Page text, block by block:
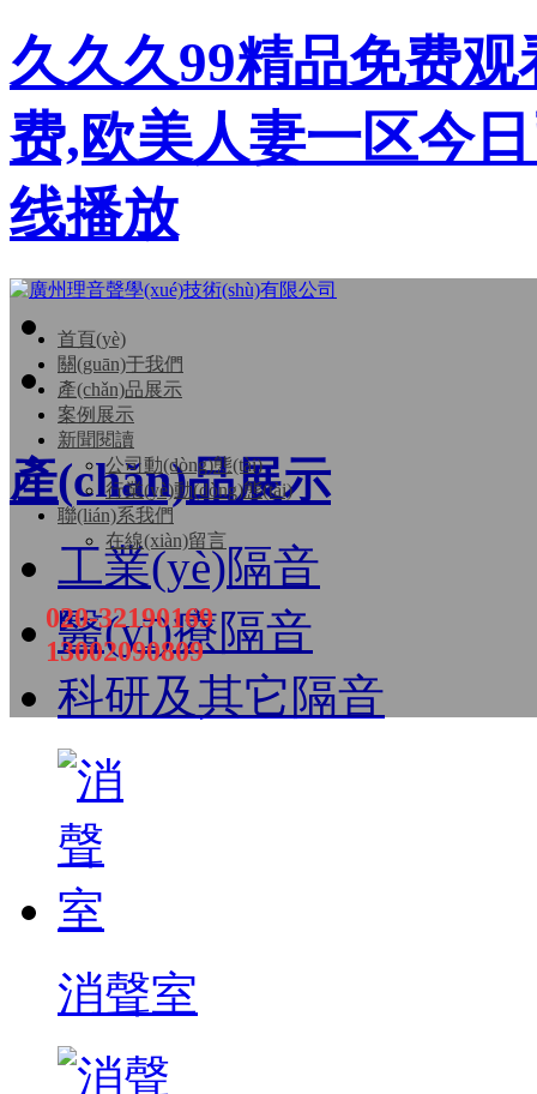
久久久99精品免费
费,欧美人妻一区今
线播放
首頁(yè)
關(guān)于我們
產(chǎn)品展示
案例展示
新聞閱讀
公司動(dòng)態(tài)
行業(yè)動(dòng)態(tài)
聯(lián)系我們
在線(xiàn)留言
020-32190169
13002090809
產(chǎn)品展示
工業(yè)隔音
醫(yī)療隔音
科研及其它隔音
消聲室